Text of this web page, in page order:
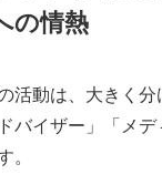
の情熱
活動は、大きく分
バイザー」「メ
。